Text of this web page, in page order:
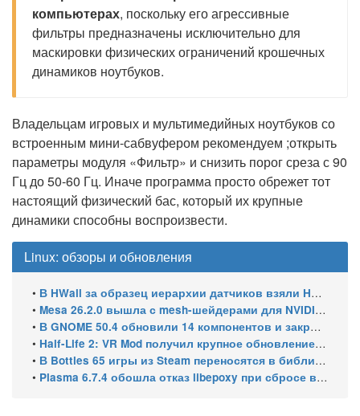
компьютерах, поскольку его агрессивные
фильтры предназначены исключительно для
маскировки физических ограничений крошечных
динамиков ноутбуков.
Владельцам игровых и мультимедийных ноутбуков со
встроенным мини-сабвуфером рекомендуем ;открыть
параметры модуля «Фильтр» и снизить порог среза с 90
Гц до 50-60 Гц. Иначе программа просто обрежет тот
настоящий физический бас, который их крупные
динамики способны воспроизвести.
Linux: обзоры и обновления
• В HWall за образец иерархии датчиков взяли HWiNFO64 из Windows
• Mesa 26.2.0 вышла с mesh-шейдерами для NVIDIA, OpenCL 3.1 и исправлениями для игр
• В GNOME 50.4 обновили 14 компонентов и закрыли уязвимости GDM
• Half-Life 2: VR Mod получил крупное обновление и статус Steam Frame Verified
• В Bottles 65 игры из Steam переносятся в библиотеку автоматически
• Plasma 6.7.4 обошла отказ libepoxy при сбросе видеокарты